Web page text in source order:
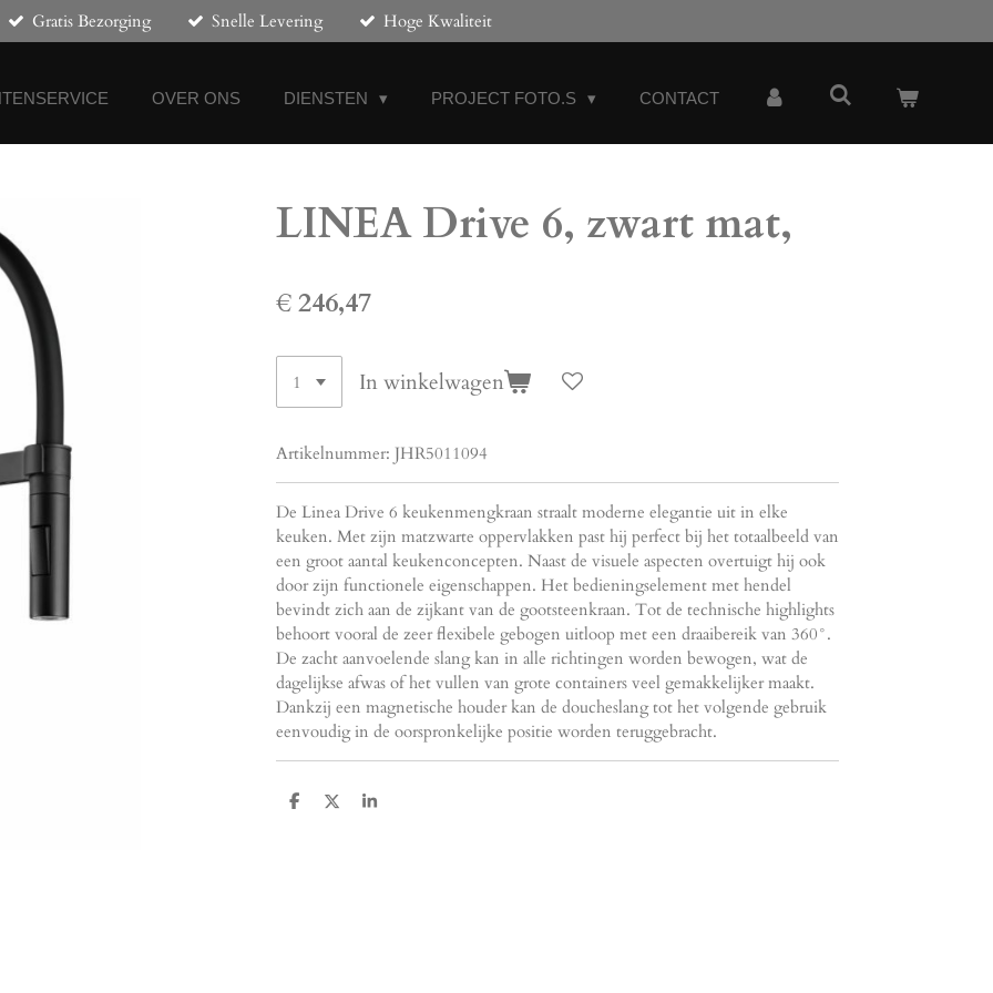
Gratis Bezorging Snelle Levering Hoge Kwaliteit
OVER ONS DIENSTEN PROJECT FOTO.S CONTACT
LINEA Drive 6, zwart mat,
€ 246,47
In winkelwagen
Artikelnummer: JHR5011094
De Linea Drive 6 keukenmengkraan straalt moderne elegantie uit in elke
keuken. Met zijn matzwarte oppervlakken past hij perfect bij het totaalbeeld van
een groot aantal keukenconcepten. Naast de visuele aspecten overtuigt hij ook
door zijn functionele eigenschappen. Het bedieningselement met hendel
bevindt zich aan de zijkant van de gootsteenkraan. Tot de technische highlights
behoort vooral de zeer flexibele gebogen uitloop met een draaibereik van 360°.
De zacht aanvoelende slang kan in alle richtingen worden bewogen, wat de
dagelijkse afwas of het vullen van grote containers veel gemakkelijker maakt.
Dankzij een magnetische houder kan de doucheslang tot het volgende gebruik
eenvoudig in de oorspronkelijke positie worden teruggebracht.
D
D
S